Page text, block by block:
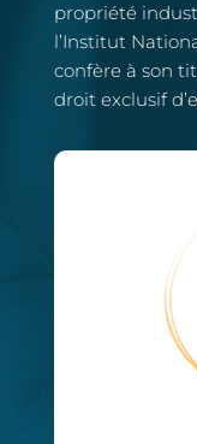
propriété
l’Institut
confère à son
droit exclusif